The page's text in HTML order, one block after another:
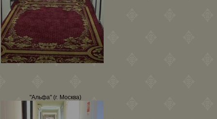
"Альфа" (г. Москва)